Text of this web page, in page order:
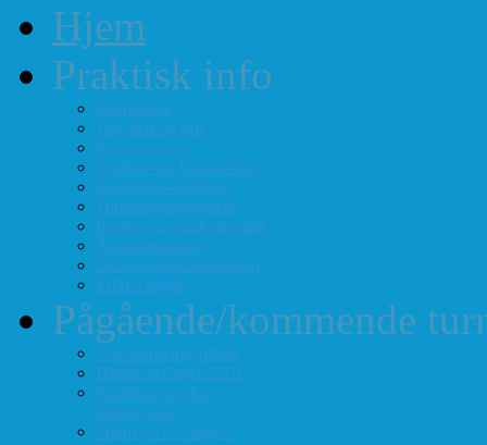
Hjem
Praktisk info
Terminliste
Tid, sted og pris
Styre og verv
Telefon- og E-post-liste
Forenings-vedtekter
Turneringsreglement
Barne- og ungdomssjakk
Årsmøte-papirer
Litt om sjakkforeningen
FIDEs regler
Pågående/kommende
Vårt turneringstilbud
Høstturneringen 2026
Klubbmesterskap
Hurtigsjakk
FolloLyn 27. august